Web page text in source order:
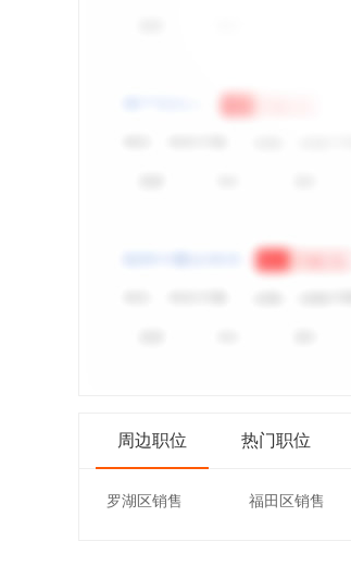
周边职位 热门职位
罗湖区销售 福田区销售